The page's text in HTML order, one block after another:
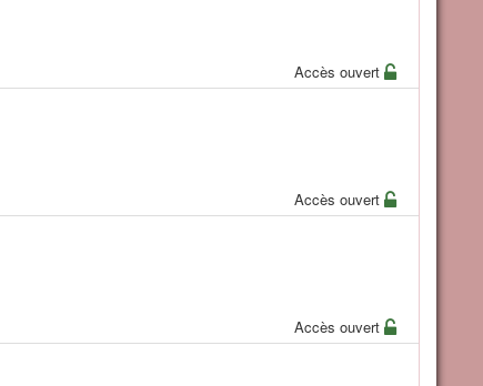
Accès ouvert
Accès ouvert
Accès ouvert